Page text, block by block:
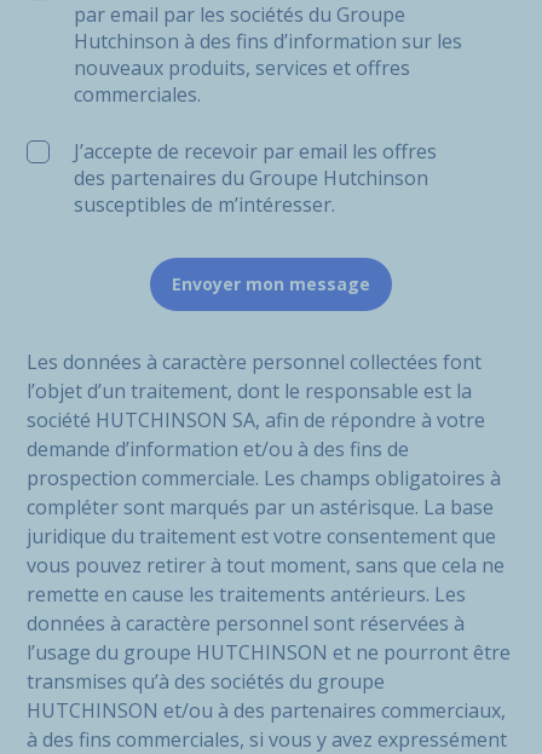
par email par les sociétés du Groupe
Hutchinson à des fins d’information sur les
nouveaux produits, services et offres
commerciales.
J’accepte de recevoir par email les offres
des partenaires du Groupe Hutchinson
susceptibles de m’intéresser.
Les données à caractère personnel collectées font
l’objet d’un traitement, dont le responsable est la
société HUTCHINSON SA, afin de répondre à votre
demande d’information et/ou à des fins de
prospection commerciale. Les champs obligatoires à
compléter sont marqués par un astérisque. La base
juridique du traitement est votre consentement que
vous pouvez retirer à tout moment, sans que cela ne
remette en cause les traitements antérieurs. Les
données à caractère personnel sont réservées à
l’usage du groupe HUTCHINSON et ne pourront être
transmises qu’à des sociétés du groupe
HUTCHINSON et/ou à des partenaires commerciaux,
à des fins commerciales, si vous y avez expressément